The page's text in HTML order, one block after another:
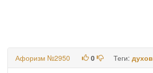
Афоризм №2950 0 Теги: